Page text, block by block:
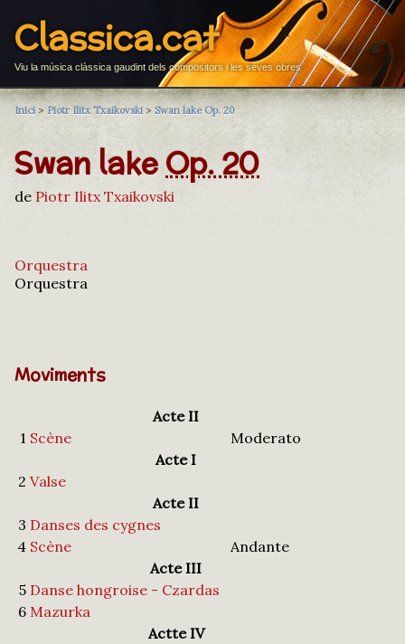
Classica.cat
Viu la música clàssica gaudint dels compositors i les seves obres
Inici > Piotr Ilitx Txaikovski > Swan lake Op. 20
Swan lakeOp. 20
de Piotr Ilitx Txaikovski
Orquestra
Orquestra
Moviments
Acte II
1 Scène
Moderato
Acte I
2 Valse
Acte II
3 Danses des cygnes
4 Scène
Andante
Acte III
5 Danse hongroise - Czardas
6 Mazurka
Actte IV